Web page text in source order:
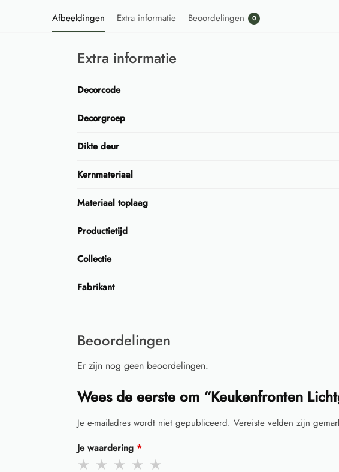
Afbeeldingen Extra informatie Beoordelingen 0
Extra informatie
Decorcode
Decorgroep
Dikte deur
Kernmateriaal
Materiaal toplaag
Productietijd
Collectie
Fabrikant
Beoordelingen
Er zijn nog geen beoordelingen.
Wees de eerste om “Keukenfronten
Je e-mailadres wordt niet gepubliceerd. Vereiste velden zijn
Je waardering *